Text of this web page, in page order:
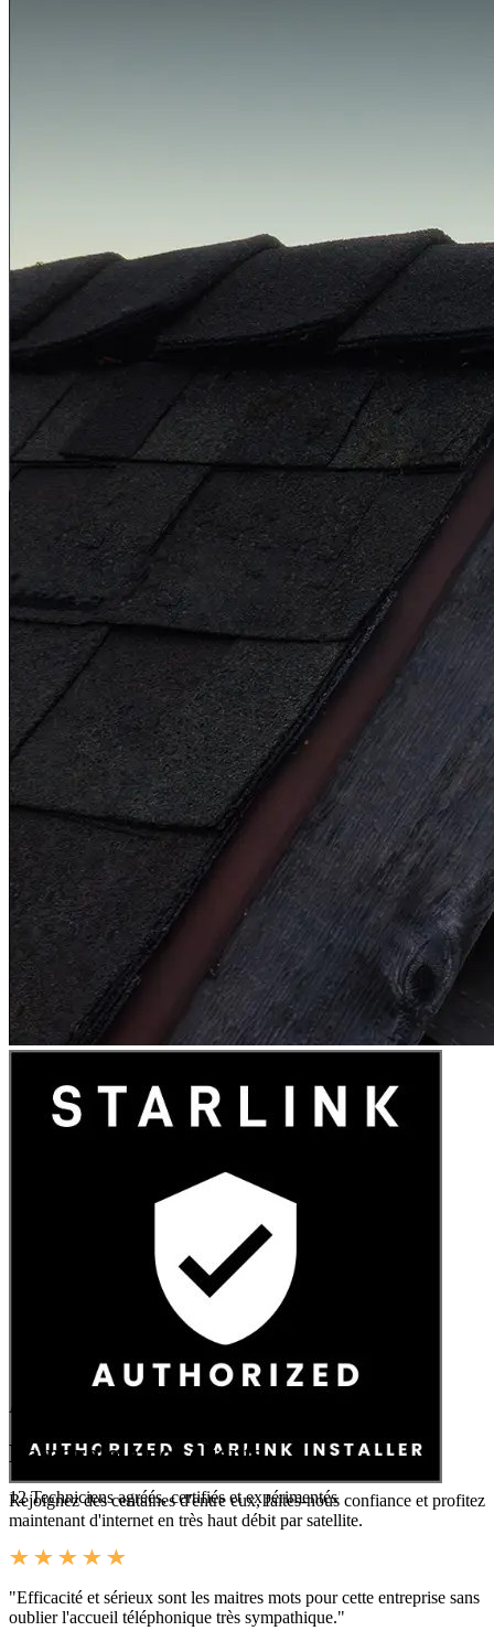
12Techniciens agréés, certifiés et expérimentés
Avis Google
La parole à nos clients
Rejoignez des centaines d'entre eux, faites-nous confiance et profitez
maintenant d'internet en très haut débit par satellite.
"Efficacité et sérieux sont les maitres mots pour cette entreprise sans
oublier l'accueil téléphonique très sympathique."